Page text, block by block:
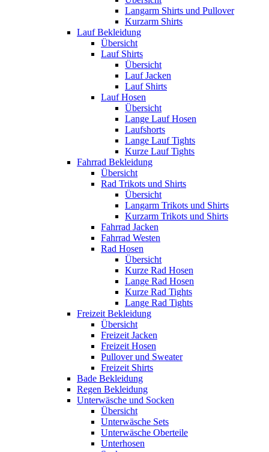
Langarm Shirts und Pullover
Kurzarm Shirts
Lauf Bekleidung
Übersicht
Lauf Shirts
Übersicht
Lauf Jacken
Lauf Shirts
Lauf Hosen
Übersicht
Lange Lauf Hosen
Laufshorts
Lange Lauf Tights
Kurze Lauf Tights
Fahrrad Bekleidung
Übersicht
Rad Trikots und Shirts
Übersicht
Langarm Trikots und Shirts
Kurzarm Trikots und Shirts
Fahrrad Jacken
Fahrrad Westen
Rad Hosen
Übersicht
Kurze Rad Hosen
Lange Rad Hosen
Kurze Rad Tights
Lange Rad Tights
Freizeit Bekleidung
Übersicht
Freizeit Jacken
Freizeit Hosen
Pullover und Sweater
Freizeit Shirts
Bade Bekleidung
Regen Bekleidung
Unterwäsche und Socken
Übersicht
Unterwäsche Sets
Unterwäsche Oberteile
Unterhosen